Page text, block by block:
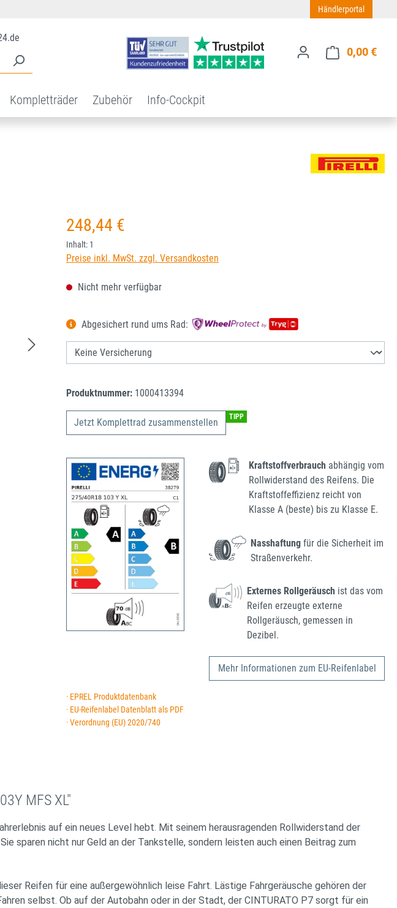
Händlerportal
0,00 €
Kompletträder Zubehör Info-Cockpit
Regulärer Preis:
248,44 €
Inhalt: 1
Preise inkl. MwSt. zzgl. Versandkosten
Nicht mehr verfügbar
Abgesichert rund ums Rad:
Produktnummer: 1000413394
Jetzt Komplettrad zusammenstellen TIPP
Kraftstoffverbrauch abhängig vom
Rollwiderstand des Reifens. Die
Kraftstoffeffizienz reicht von
Klasse A (beste) bis zu Klasse E.
Nasshaftung für die Sicherheit im
Straßenverkehr.
Externes Rollgeräusch ist das vom
Reifen erzeugte externe
Rollgeräusch, gemessen in
Dezibel.
Mehr Informationen zum EU-Reifenlabel
· EPREL Produktdatenbank
· EU-Reifenlabel Datenblatt als PDF
· Verordnung (EU) 2020/740
MFS XL"
auf ein neues Level hebt. Mit seinem herausragenden Rollwiderstand der
sparen nicht nur Geld an der Tankstelle, sondern leisten auch einen Beitrag zum
Reifen für eine außergewöhnlich leise Fahrt. Lästige Fahrgeräusche gehören der
selbst. Ob auf der Autobahn oder in der Stadt, der CINTURATO P7 sorgt für ein